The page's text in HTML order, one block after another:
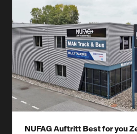
NUFAG Auftritt Best for you